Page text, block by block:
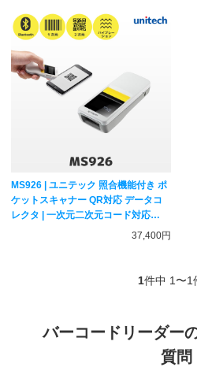
MS926 | ユニテック 照合機能付き ポ
ケットスキャナー QR対応 データコ
レクタ | 一次元二次元コード対応
37,400円
1件中 1〜1
バーコードリーダー
質問